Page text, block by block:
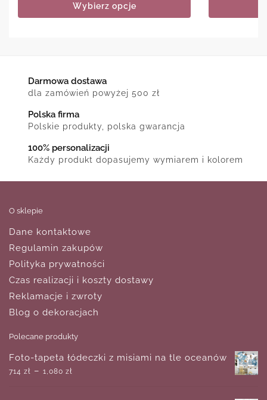
Wybierz opcje
Darmowa dostawa
dla zamówień powyżej 500 zł
Polska firma
Polskie produkty, polska gwarancja
100% personalizacji
Każdy produkt dopasujemy wymiarem i kolorem
O sklepie
Dane kontaktowe
Regulamin zakupów
Polityka prywatności
Czas realizacji i koszty dostawy
Reklamacje i zwroty
Blog o dekoracjach
Polecane produkty
Foto-tapeta łódeczki z misiami na tle oceanów
714 zł – 1,080 zł